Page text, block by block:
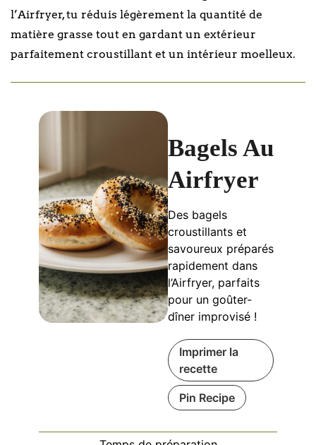
l’Airfryer, tu réduis légèrement la quantité de
matière grasse tout en gardant un extérieur
parfaitement croustillant et un intérieur moelleux.
Bagels Au
Airfryer
Des bagels
croustillants et
savoureux préparés
rapidement dans
l’Airfryer, parfaits
pour un goûter-
dîner improvisé !
Imprimer la
recette
Pin Recipe